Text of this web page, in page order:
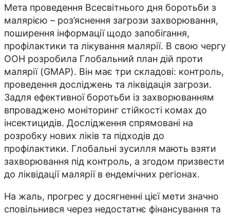
Мета проведення Всесвітнього дня боротьби з
малярією – роз’яснення загрози захворювання,
поширення інформації щодо запобігання,
профілактики та лікування малярії. В свою чергу
ООН розробила Глобальний план дій проти
малярії (GMAP). Він має три складові: контроль,
проведення досліджень та ліквідація загрози.
Задля ефективної боротьби із захворюванням
впроваджено моніторинг стійкості комах до
інсектицидів. Дослідження спрямовані на
розробку нових ліків та підходів до
профілактики. Глобальні зусилля мають взяти
захворювання під контроль, а згодом призвести
до ліквідації малярії в ендемічних регіонах.
На жаль, прогрес у досягненні цієї мети значно
сповільнився через недостатнє фінансування та